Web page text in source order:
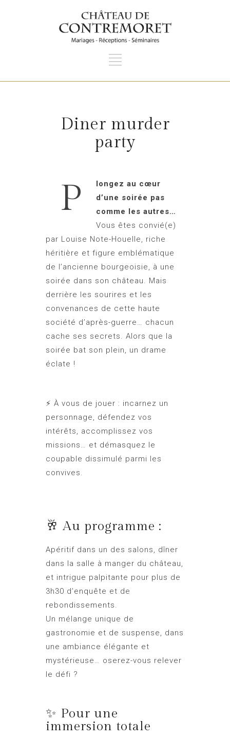
Diner murder
party
P
longez au cœur
d’une soirée pas
comme les autres…
Vous êtes convié(e)
par Louise Note-Houelle, riche
héritière et figure emblématique
de l’ancienne bourgeoisie, à une
soirée dans son château. Mais
derrière les sourires et les
convenances de cette haute
société d’après-guerre… chacun
cache ses secrets. Alors que la
soirée bat son plein, un drame
éclate !
⚡️ À vous de jouer : incarnez un
personnage, défendez vos
intérêts, accomplissez vos
missions… et démasquez le
coupable dissimulé parmi les
convives.
🥂 Au programme :
Apéritif dans un des salons, dîner
dans la salle à manger du château,
et intrigue palpitante pour plus de
3h30 d’enquête et de
rebondissements.
Un mélange unique de
gastronomie et de suspense, dans
une ambiance élégante et
mystérieuse… oserez-vous relever
le défi ?
✨ Pour une
immersion totale